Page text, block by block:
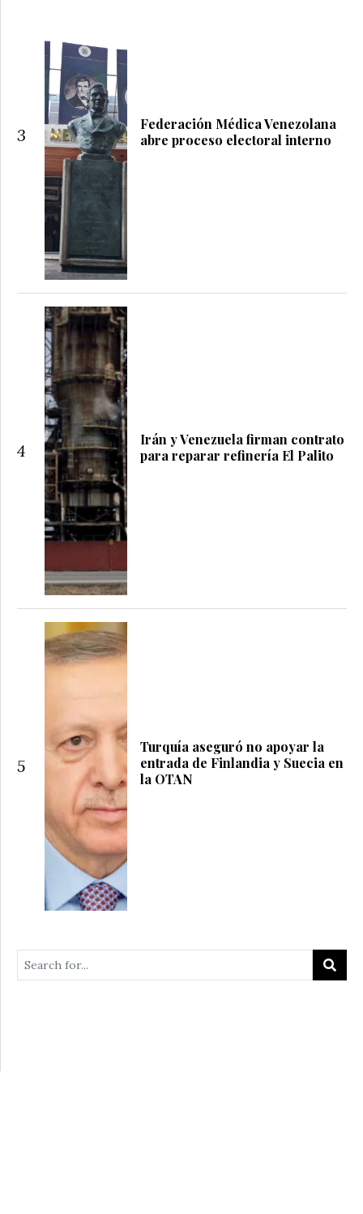
3
Federación Médica Venezolana
abre proceso electoral interno
4
Irán y Venezuela firman contrato
para reparar refinería El Palito
5
Turquía aseguró no apoyar la
entrada de Finlandia y Suecia en
la OTAN